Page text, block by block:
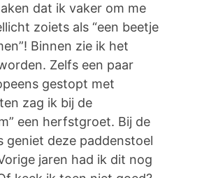
dat ik vaker om me
zoiets als “een beetje
Binnen zie ik het
Zelfs een paar
gestopt met
zag ik bij de
een herfstgroet. Bij de
geniet deze paddenstoel
jaren had ik dit nog